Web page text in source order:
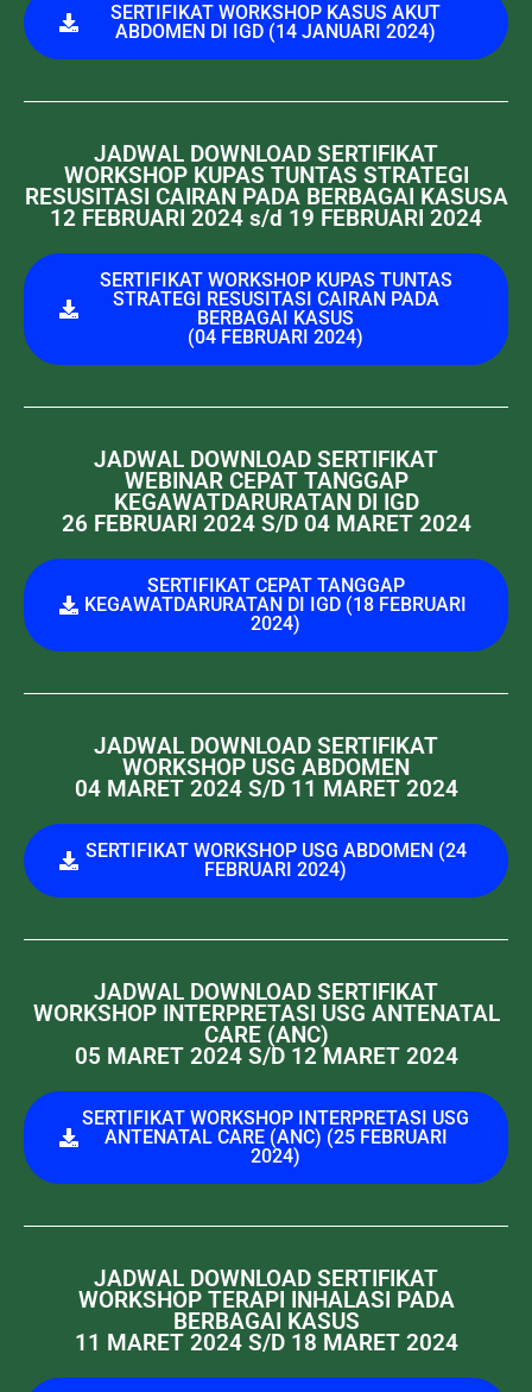
SERTIFIKAT WORKSHOP KASUS AKUT
ABDOMEN DI IGD (14 JANUARI 2024)
JADWAL DOWNLOAD SERTIFIKAT
WORKSHOP KUPAS TUNTAS STRATEGI
RESUSITASI CAIRAN PADA BERBAGAI KASUSA
12 FEBRUARI 2024 s/d 19 FEBRUARI 2024
SERTIFIKAT WORKSHOP KUPAS TUNTAS
STRATEGI RESUSITASI CAIRAN PADA
BERBAGAI KASUS
(04 FEBRUARI 2024)
JADWAL DOWNLOAD SERTIFIKAT
WEBINAR CEPAT TANGGAP
KEGAWATDARURATAN DI IGD
26 FEBRUARI 2024 S/D 04 MARET 2024
SERTIFIKAT CEPAT TANGGAP
KEGAWATDARURATAN DI IGD (18 FEBRUARI
2024)
JADWAL DOWNLOAD SERTIFIKAT
WORKSHOP USG ABDOMEN
04 MARET 2024 S/D 11 MARET 2024
SERTIFIKAT WORKSHOP USG ABDOMEN (24
FEBRUARI 2024)
JADWAL DOWNLOAD SERTIFIKAT
WORKSHOP INTERPRETASI USG ANTENATAL
CARE (ANC)
05 MARET 2024 S/D 12 MARET 2024
SERTIFIKAT WORKSHOP INTERPRETASI USG
ANTENATAL CARE (ANC) (25 FEBRUARI
2024)
JADWAL DOWNLOAD SERTIFIKAT
WORKSHOP TERAPI INHALASI PADA
BERBAGAI KASUS
11 MARET 2024 S/D 18 MARET 2024